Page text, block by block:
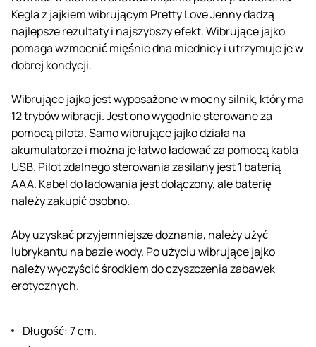
Kegla z jajkiem wibrującym Pretty Love Jenny dadzą
najlepsze rezultaty i najszybszy efekt. Wibrujące jajko
pomaga wzmocnić mięśnie dna miednicy i utrzymuje je w
dobrej kondycji.
Wibrujące jajko jest wyposażone w mocny silnik, który ma
12 trybów wibracji. Jest ono wygodnie sterowane za
pomocą pilota. Samo wibrujące jajko działa na
akumulatorze i można je łatwo ładować za pomocą kabla
USB. Pilot zdalnego sterowania zasilany jest 1 baterią
AAA. Kabel do ładowania jest dołączony, ale baterię
należy zakupić osobno.
Aby uzyskać przyjemniejsze doznania, należy użyć
lubrykantu na bazie wody. Po użyciu wibrujące jajko
należy wyczyścić środkiem do czyszczenia zabawek
erotycznych.
Długość: 7 cm.